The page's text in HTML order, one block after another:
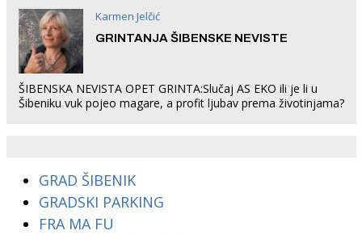
Karmen Jelčić
GRINTANJA ŠIBENSKE NEVISTE
ŠIBENSKA NEVISTA OPET GRINTA:Slučaj AS EKO ili je li u
Šibeniku vuk pojeo magare, a profit ljubav prema životinjama?
GRAD ŠIBENIK
GRADSKI PARKING
FRA MA FU